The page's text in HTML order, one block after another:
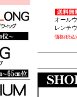
オール
レンチ
価格(税込)